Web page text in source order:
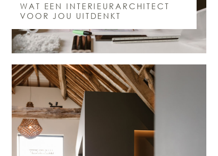
WAT EEN INTERIEURARCHITECT
VOOR JOU UITDENKT